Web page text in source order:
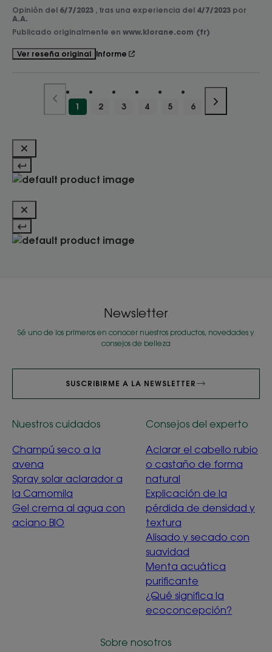
Opinión del 6/7/2023 , tras una experiencia del 4/7/2023 por
A.A.
Publicado originalmente en www.klorane.com (fr)
Ver reseña original Informe
1 2 3 4 5 6
Newsletter
Sé uno de los primeros en conocer nuestros productos, novedades y
consejos de belleza
SUSCRIBIRME A LA NEWSLETTER
Nuestros cuidados
Champú seco a la
avena
Spray solar aclarador a
la Camomila
Gel crema al agua con
aciano BIO
Consejos del experto
Aclarar el cabello rubio
o castaño de forma
natural
Explicación de la
pérdida de densidad y
textura
Alisado y secado con
suavidad
Menta acuática
purificante
¿Qué significa la
ecoconcepción?
Sobre nosotros